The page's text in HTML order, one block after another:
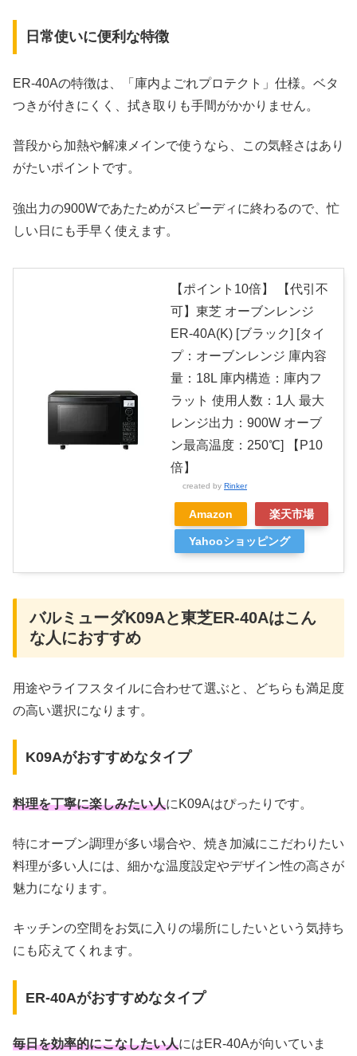
日常使いに便利な特徴
ER-40Aの特徴は、「庫内よごれプロテクト」仕様。ベタ
つきが付きにくく、拭き取りも手間がかかりません。
普段から加熱や解凍メインで使うなら、この気軽さはあり
がたいポイントです。
強出力の900Wであたためがスピーディに終わるので、忙
しい日にも手早く使えます。
【ポイント10倍】 【代引不
可】東芝 オーブンレンジ
ER-40A(K) [ブラック] [タイ
プ：オーブンレンジ 庫内容
量：18L 庫内構造：庫内フ
ラット 使用人数：1人 最大
レンジ出力：900W オーブ
ン最高温度：250℃] 【P10
倍】
created by Rinker
Amazon 楽天市場
Yahooショッピング
バルミューダK09Aと東芝ER-40Aはこん
な人におすすめ
用途やライフスタイルに合わせて選ぶと、どちらも満足度
の高い選択になります。
K09Aがおすすめなタイプ
料理を丁寧に楽しみたい人にK09Aはぴったりです。
特にオーブン調理が多い場合や、焼き加減にこだわりたい
料理が多い人には、細かな温度設定やデザイン性の高さが
魅力になります。
キッチンの空間をお気に入りの場所にしたいという気持ち
にも応えてくれます。
ER-40Aがおすすめなタイプ
毎日を効率的にこなしたい人にはER-40Aが向いていま